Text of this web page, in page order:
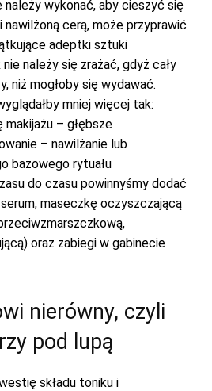
wykonać, aby cieszyć się
nawilżoną cerą, może przyprawić
adeptki sztuki
należy się zrażać, gdyż cały
niż mogłoby się wydawać.
mniej więcej tak:
– głębsze
– nawilżanie lub
bazowego rytuału
do czasu powinnyśmy dodać
maseczkę oczyszczającą
oraz zabiegi w gabinecie
nierówny, czyli
pod lupą
składu toniku i